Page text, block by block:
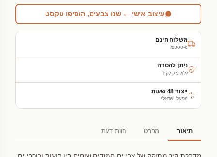
עיצוב אישי ← שנו צבעים, הוסיפו טקסט
משלוח חינם
מ-₪300
ניתן להסרה
ללא נזק לקיר
ייצור 48 שעות
מפעל ישראלי
תיאור מפרט חוות דעת